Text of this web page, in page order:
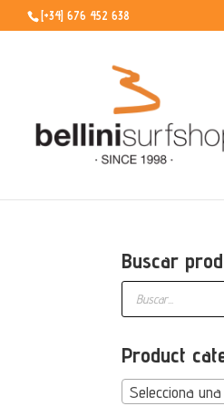
[+34] 676 452 638
Buscar
Búsqueda
productos
Product